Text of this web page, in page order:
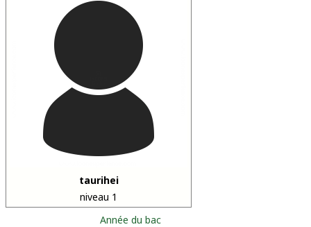
taurihei
niveau 1
Année du bac